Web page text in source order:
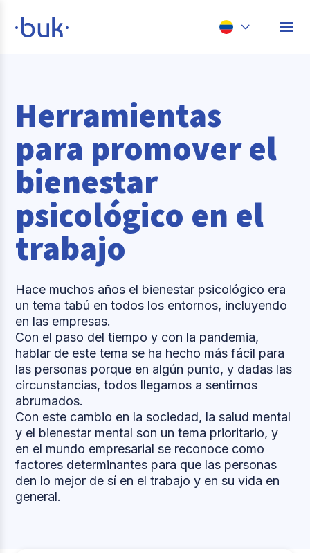
Perú
México
Brasil
Herramientas
para promover el
bienestar
psicológico en el
trabajo
Hace muchos años el bienestar psicológico era
un tema tabú en todos los entornos, incluyendo
en las empresas.
Con el paso del tiempo y con la pandemia,
hablar de este tema se ha hecho más fácil para
las personas porque en algún punto, y dadas las
circunstancias, todos llegamos a sentirnos
abrumados.
Con este cambio en la sociedad, la salud mental
y el bienestar mental son un tema prioritario, y
en el mundo empresarial se reconoce como
factores determinantes para que las personas
den lo mejor de sí en el trabajo y en su vida en
general.